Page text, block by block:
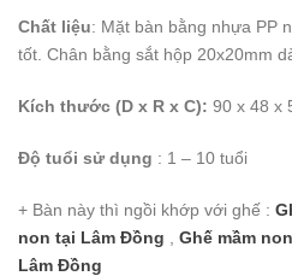
Chất liệu: Mặt bàn bằng nhựa PP
tốt. Chân bằng sắt hộp 20x20mm
Kích thước (D x R x C): 90 x 48 x
Độ tuổi sử dụng : 1 – 10 tuổi
+ Bàn này thì ngồi khớp với ghế :
non tại Lâm Đồng Ghế mầm
Lâm Đồng